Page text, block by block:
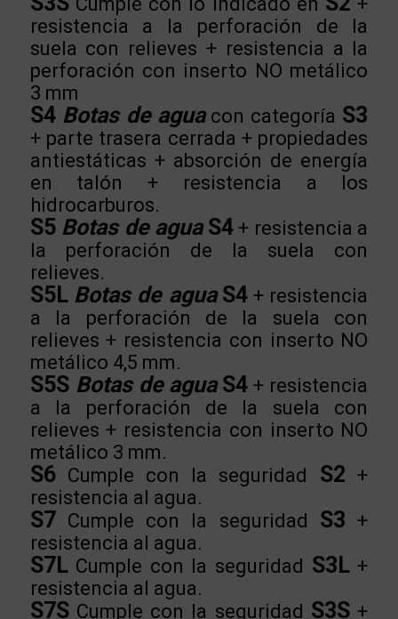
resistencia a la perforación de la
suela con relieves + resistencia a la
perforación con inserto NO metálico
3 mm
S4 Botas de aguacon categoría S3
+ parte trasera cerrada + propiedades
antiestáticas + absorción de energía
en talón + resistencia a los
hidrocarburos.
S5 Botas de agua S4+ resistencia a
la perforación de la suela con
relieves.
S5L Botas de agua S4+ resistencia
a la perforación de la suela con
relieves + resistencia con inserto NO
metálico 4,5 mm.
S5S Botas de agua S4 + resistencia
a la perforación de la suela con
relieves + resistencia con inserto NO
metálico 3 mm.
S6Cumple con la seguridad S2 +
resistencia al agua.
S7Cumple con la seguridad S3 +
resistencia al agua.
S7LCumple con la seguridad S3L+
resistencia al agua.
S7SCumple con la seguridad S3S +